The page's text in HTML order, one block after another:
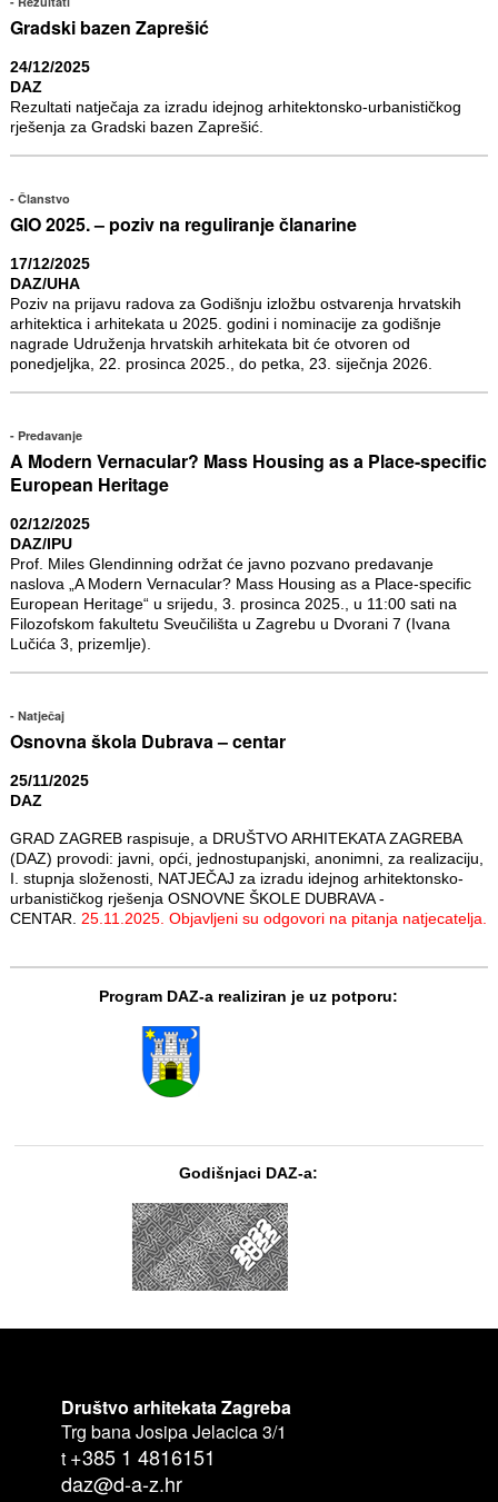
Gradski bazen Zaprešić
24/12/2025
DAZ
Rezultati natječaja za izradu idejnog arhitektonsko-urbanističkog
rješenja za Gradski bazen Zaprešić.
Članstvo
GIO 2025. – poziv na reguliranje članarine
17/12/2025
DAZ/UHA
Poziv na prijavu radova za Godišnju izložbu ostvarenja hrvatskih
arhitektica i arhitekata u 2025. godini i nominacije za godišnje
nagrade Udruženja hrvatskih arhitekata bit će otvoren od
ponedjeljka, 22. prosinca 2025., do petka, 23. siječnja 2026.
Predavanje
A Modern Vernacular? Mass Housing as a Place-specific
European Heritage
02/12/2025
DAZ/IPU
Prof. Miles Glendinning održat će javno pozvano predavanje
naslova „A Modern Vernacular? Mass Housing as a Place-specific
European Heritage“ u srijedu, 3. prosinca 2025., u 11:00 sati na
Filozofskom fakultetu Sveučilišta u Zagrebu u Dvorani 7 (Ivana
Lučića 3, prizemlje).
Natječaj
Osnovna škola Dubrava – centar
25/11/2025
DAZ
GRAD ZAGREB raspisuje, a DRUŠTVO ARHITEKATA ZAGREBA
(DAZ) provodi: javni, opći, jednostupanjski, anonimni, za realizaciju,
I. stupnja složenosti, NATJEČAJ za izradu idejnog arhitektonsko-
urbanističkog rješenja OSNOVNE ŠKOLE DUBRAVA -
CENTAR. 25.11.2025. Objavljeni su odgovori na pitanja natjecatelja.
Program DAZ-a realiziran je uz potporu:
Godišnjaci DAZ-a:
Društvo arhitekata Zagreba
Trg bana Josipa Jelacica 3/1
t +385 1 4816151
daz@d-a-z.hr